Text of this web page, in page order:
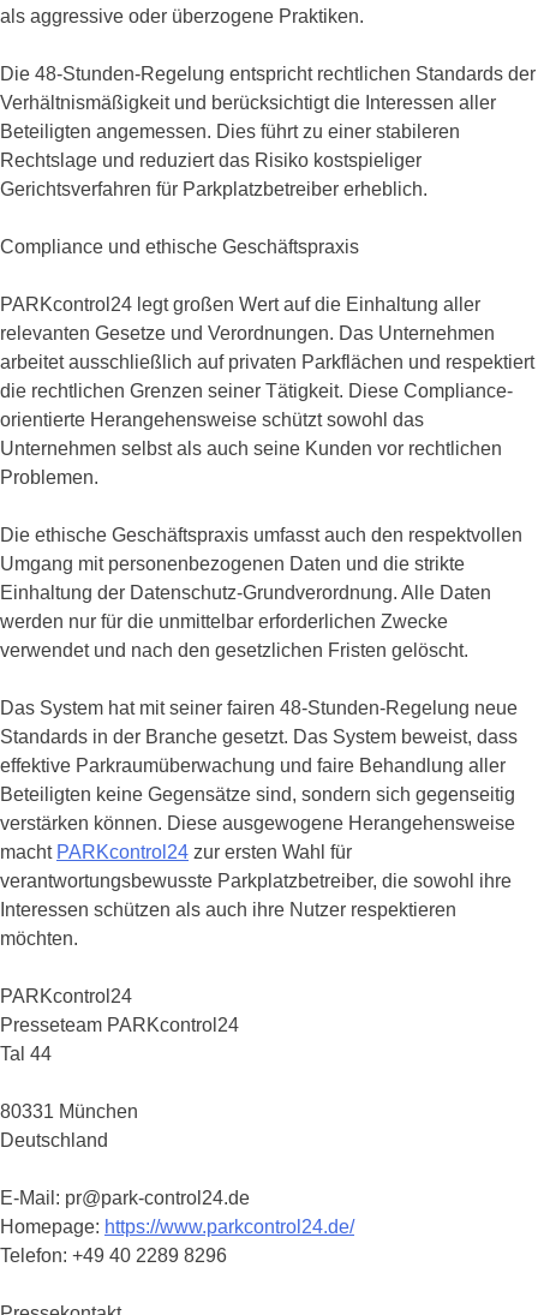
als aggressive oder überzogene Praktiken.
Die 48-Stunden-Regelung entspricht rechtlichen Standards der
Verhältnismäßigkeit und berücksichtigt die Interessen aller
Beteiligten angemessen. Dies führt zu einer stabileren
Rechtslage und reduziert das Risiko kostspieliger
Gerichtsverfahren für Parkplatzbetreiber erheblich.
Compliance und ethische Geschäftspraxis
PARKcontrol24 legt großen Wert auf die Einhaltung aller
relevanten Gesetze und Verordnungen. Das Unternehmen
arbeitet ausschließlich auf privaten Parkflächen und respektiert
die rechtlichen Grenzen seiner Tätigkeit. Diese Compliance-
orientierte Herangehensweise schützt sowohl das
Unternehmen selbst als auch seine Kunden vor rechtlichen
Problemen.
Die ethische Geschäftspraxis umfasst auch den respektvollen
Umgang mit personenbezogenen Daten und die strikte
Einhaltung der Datenschutz-Grundverordnung. Alle Daten
werden nur für die unmittelbar erforderlichen Zwecke
verwendet und nach den gesetzlichen Fristen gelöscht.
Das System hat mit seiner fairen 48-Stunden-Regelung neue
Standards in der Branche gesetzt. Das System beweist, dass
effektive Parkraumüberwachung und faire Behandlung aller
Beteiligten keine Gegensätze sind, sondern sich gegenseitig
verstärken können. Diese ausgewogene Herangehensweise
macht PARKcontrol24 zur ersten Wahl für
verantwortungsbewusste Parkplatzbetreiber, die sowohl ihre
Interessen schützen als auch ihre Nutzer respektieren
möchten.
PARKcontrol24
Presseteam PARKcontrol24
Tal 44
80331 München
Deutschland
E-Mail: pr@park-control24.de
Homepage: https://www.parkcontrol24.de/
Telefon: +49 40 2289 8296